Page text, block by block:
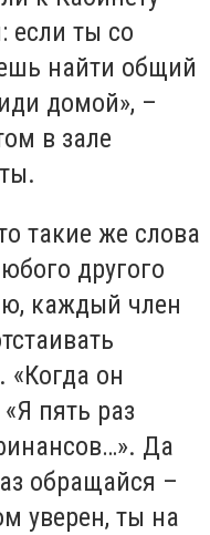
если ты со
найти общий
домой», –
в зале
такие же слова
другого
каждый член
«Когда он
пять раз
Да
обращайся –
уверен, ты на